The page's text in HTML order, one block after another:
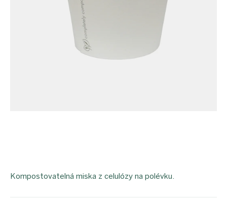
Kompostovatelná miska z celulózy na polévku.